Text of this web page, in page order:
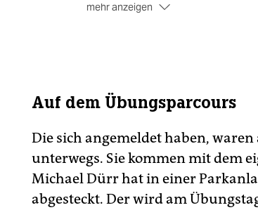
mehr anzeigen
ohne Motorunterstützung
abseits von Wegen ist verboten.
Auf dem Übungsparcours
Die sich angemeldet haben,
unterwegs. Sie kommen mit dem
Michael Dürr hat in einer
abgesteckt. Der wird am